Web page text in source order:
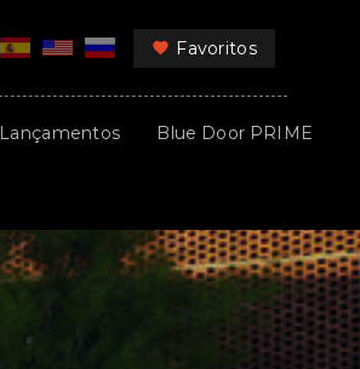
Favoritos
Lançamentos Blue Door PRIME